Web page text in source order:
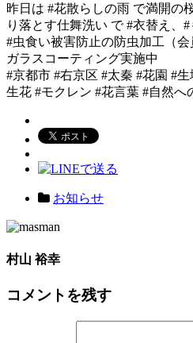
昨日は #花散らしの雨 で満開の
り落とす仕舞洗い で #衣替え
#虫食い被害防止の防虫加工（
ガラスコーティング実施中
#京都市 #右京区 #太秦 #花園 #
生花 #モクレン #花言葉 #自然へ
お知らせ
村山 裕幸
コメントを残す